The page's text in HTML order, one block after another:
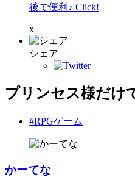
後で便利♪ Click!
x
シェア
プリンセス様だけ
#RPGゲーム
かーてな